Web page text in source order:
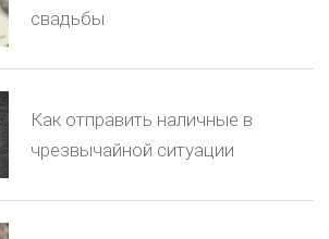
свадьбы
Как отправить наличные в
чрезвычайной ситуации